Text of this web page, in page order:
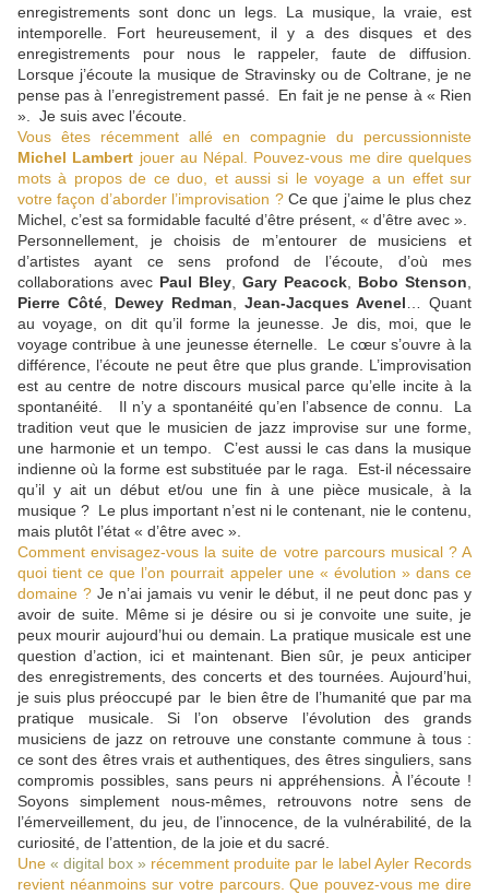
enregistrements sont donc un legs. La musique, la vraie, est
intemporelle. Fort heureusement, il y a des disques et des
enregistrements pour nous le rappeler, faute de diffusion.
Lorsque j’écoute la musique de Stravinsky ou de Coltrane, je ne
pense pas à l’enregistrement passé. En fait je ne pense à « Rien
». Je suis avec l’écoute.
Vous êtes récemment allé en compagnie du percussionniste
Michel Lambert jouer au Népal. Pouvez-vous me dire quelques
mots à propos de ce duo, et aussi si le voyage a un effet sur
votre façon d’aborder l’improvisation ? Ce que j’aime le plus chez
Michel, c’est sa formidable faculté d’être présent, « d’être avec ».
Personnellement, je choisis de m’entourer de musiciens et
d’artistes ayant ce sens profond de l’écoute, d’où mes
collaborations avec Paul Bley Gary Peacock Bobo Stenson
Pierre Côté
Dewey Redman Jean-Jacques Avenel … Quant
au voyage, on dit qu’il forme la jeunesse. Je dis, moi, que le
voyage contribue à une jeunesse éternelle. Le cœur s’ouvre à la
différence, l’écoute ne peut être que plus grande. L’improvisation
est au centre de notre discours musical parce qu’elle incite à la
spontanéité. Il n’y a spontanéité qu’en l’absence de connu. La
tradition veut que le musicien de jazz improvise sur une forme,
une harmonie et un tempo. C’est aussi le cas dans la musique
indienne où la forme est substituée par le raga. Est-il nécessaire
qu’il y ait un début et/ou une fin à une pièce musicale, à la
musique ? Le plus important n’est ni le contenant, nie le contenu,
mais plutôt l’état « d’être avec ».
Comment envisagez-vous la suite de votre parcours musical ? A
quoi tient ce que l’on pourrait appeler une « évolution » dans ce
domaine ?Je n’ai jamais vu venir le début, il ne peut donc pas y
avoir de suite. Même si je désire ou si je convoite une suite, je
peux mourir aujourd’hui ou demain. La pratique musicale est une
question d’action, ici et maintenant. Bien sûr, je peux anticiper
des enregistrements, des concerts et des tournées. Aujourd’hui,
je suis plus préoccupé par le bien être de l’humanité que par ma
pratique musicale. Si l’on observe l’évolution des grands
musiciens de jazz on retrouve une constante commune à tous :
ce sont des êtres vrais et authentiques, des êtres singuliers, sans
compromis possibles, sans peurs ni appréhensions. À l’écoute !
Soyons simplement nous-mêmes, retrouvons notre sens de
l’émerveillement, du jeu, de l’innocence, de la vulnérabilité, de la
curiosité, de l’attention, de la joie et du sacré.
Une « digital box » récemment produite par le label Ayler Records
revient néanmoins sur votre parcours. Que pouvez-vous me dire